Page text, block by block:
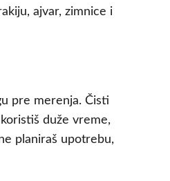
ajvar, zimnice i
pre merenja. Čisti
duže vreme,
planiraš upotrebu,